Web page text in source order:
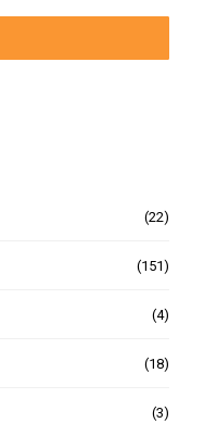
(22)
(151)
(4)
(18)
(3)